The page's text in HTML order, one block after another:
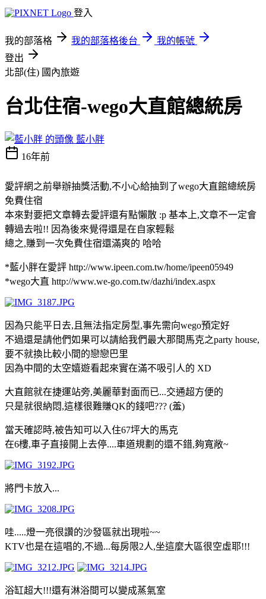
登入
我的部落格 我的部落格後台
我的帳號
登出
北部(住) 國內旅遊
台北住宿-wego大直館總統房
藍小胖
16年前
愛評網之前舉辦抽獎活動,不小心給抽到了wego大直館總統房
免費住宿
本來對要把文章轉去愛評還有點懶散 :p 基本上,文章不一定會
轉過去啦!! 因為後來覺得還是在自家輕鬆
總之,賺到一次免費住宿還滿爽的 哈哈
*藍小胖在愛評 http://www.ipeen.com.tw/home/ipeen05949
*wego大直 http://www.we-go.com.tw/dazhi/index.aspx
因為只能平日去,且無法指定房型,事先需向wego預定好
不過還是請他們如果可以請給我們最大那間馬克之party house,
要不就換比較小間的戀戀巴里
因為中間的太空嬉遊看起來實在滿不吸引人的 XD
大直館就在捷運站旁,美麗華對面而已...交通超方便的
只是就很納悶,這樣很難賺QK的錢吧??? (羞)
當天確認時,被告知可以入住67坪大的馬克
在6樓,車子直接開上去停....車道規劃的還不錯,夠寬敞~
將門卡放入...
哇.....燈一亮很讚的沙發區就出現啦~~
KTV也是在這唱的,不過...每房限2人,坐這麼大區很空虛耶!!!
浴缸超大!!!還有淋浴間可以變成蒸氣室